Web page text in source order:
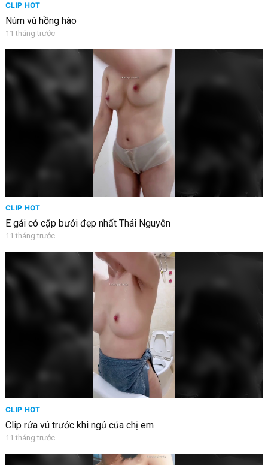
CLIP HOT
Núm vú hồng hào
11 tháng trước
CLIP HOT
E gái có cặp bưởi đẹp nhất Thái Nguyên
11 tháng trước
CLIP HOT
Clip rửa vú trước khi ngủ của chị em
11 tháng trước